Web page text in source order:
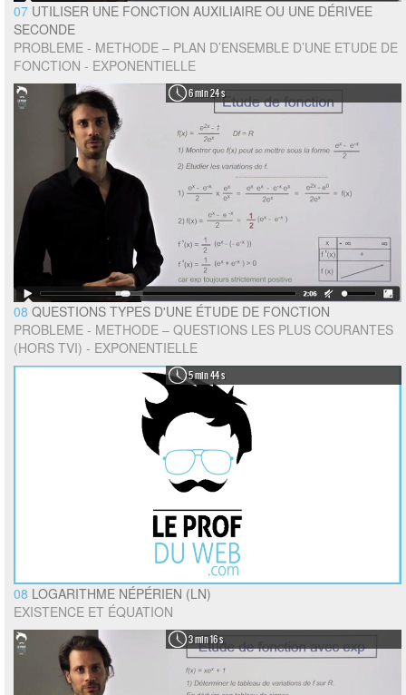
07 UTILISER UNE FONCTION AUXILIAIRE OU UNE DÉRIVEE
SECONDE
PROBLEME - METHODE – PLAN D’ENSEMBLE D’UNE ETUDE DE
FONCTION - EXPONENTIELLE
6 min 24 s
08 QUESTIONS TYPES D'UNE ÉTUDE DE FONCTION
PROBLEME - METHODE – QUESTIONS LES PLUS COURANTES
(HORS TVI) - EXPONENTIELLE
5 min 44 s
08 LOGARITHME NÉPÉRIEN (LN)
EXISTENCE ET ÉQUATION
3 min 16 s